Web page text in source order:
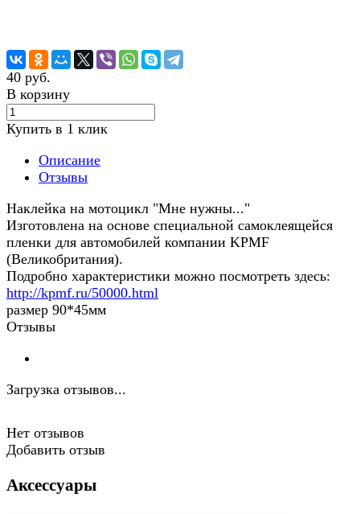
40 руб.
В корзину
Купить в 1 клик
Описание
Отзывы
Наклейка на мотоцикл "Мне нужны..."
Изготовлена на основе специальной самоклеящейся
пленки для автомобилей компании KPMF
(Великобритания).
Подробно характеристики можно посмотреть здесь:
http://kpmf.ru/50000.html
размер 90*45мм
Отзывы
Загрузка отзывов...
Нет отзывов
Добавить отзыв
Аксессуары